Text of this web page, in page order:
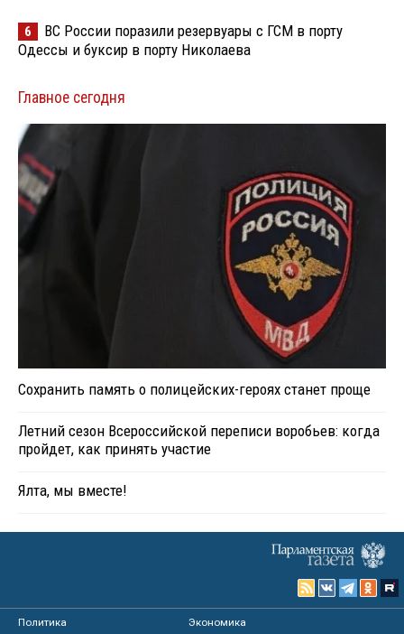
6
ВС России поразили резервуары с ГСМ в порту
Одессы и буксир в порту Николаева
Главное сегодня
Сохранить память о полицейских-героях станет проще
Летний сезон Всероссийской переписи воробьев: когда
пройдет, как принять участие
Ялта, мы вместе!
Политика
Экономика